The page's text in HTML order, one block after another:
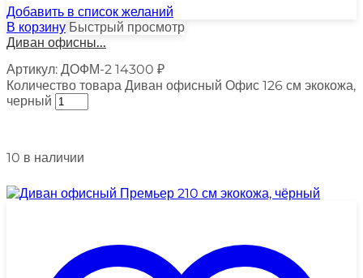
Добавить в список желаний
В корзину Быстрый просмотр
Диван офисны...
Артикул: ДОФМ-2 14300 ₽
Количество товара Диван офисный Офис 126 см экокожа,
черный
10 в наличии